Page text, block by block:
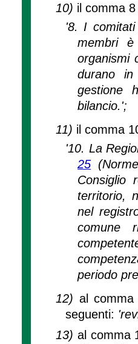
10) il comma
'8. I
membri
organismi
durano
gestione
bilancio.';
11) il comma
'10. La
25
Consiglio
territorio,
nel
comune
periodo
12) al
seguenti:
13) al comma